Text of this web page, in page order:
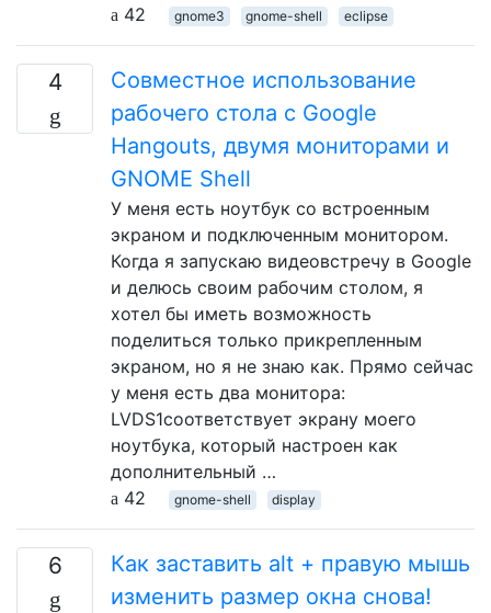
42
gnome3 gnome-shell eclipse
4
Совместное использование
рабочего стола с Google
Hangouts, двумя мониторами и
GNOME Shell
У меня есть ноутбук со встроенным
экраном и подключенным монитором.
Когда я запускаю видеовстречу в Google
и делюсь своим рабочим столом, я
хотел бы иметь возможность
поделиться только прикрепленным
экраном, но я не знаю как. Прямо сейчас
у меня есть два монитора:
LVDS1соответствует экрану моего
ноутбука, который настроен как
дополнительный …
42
gnome-shell display
6
Как заставить alt + правую мышь
изменить размер окна снова!